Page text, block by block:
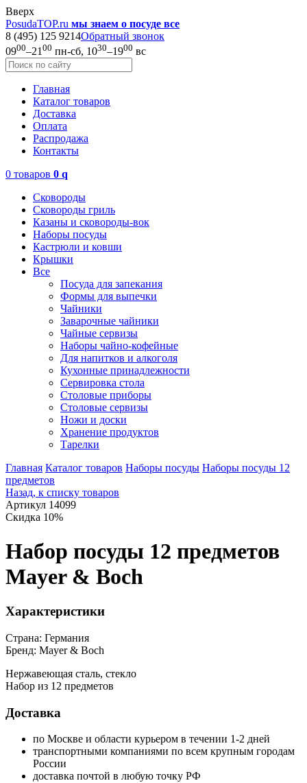
Вверх
PosudaTOP.ru мы знаем о посуде все
8 (495) 125 9214Обратный звонок
0900–21 00 пн-сб, 1030–1900 вс
Главная
Каталог товаров
Доставка
Оплата
Распродажа
Контакты
0 товаров 0 q
Сковороды
Сковороды гриль
Казаны и сковороды-вок
Наборы посуды
Кастрюли и ковши
Крышки
Все
Посуда для запекания
Формы для выпечки
Чайники
Заварочные чайники
Чайные сервизы
Наборы чайно-кофейные
Для напитков и алкоголя
Кухонные принадлежности
Сервировка стола
Столовые приборы
Столовые сервизы
Ножи и доски
Хранение продуктов
Тарелки
Главная Каталог товаров Наборы посуды Наборы посуды 12
предметов
Назад, к списку товаров
Артикул 14099
Скидка 10%
Набор посуды 12 предметов
Mayer & Boch
Характеристики
Страна: Германия
Бренд: Mayer & Boch
Нержавеющая сталь, стекло
Набор из 12 предметов
Доставка
по Москве и области курьером в течении 1-2 дней
транспортными компаниями по всем крупным городам
России
доставка почтой в любую точку РФ